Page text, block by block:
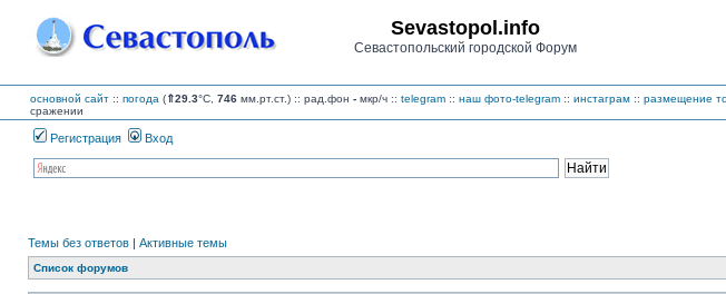
Sevastopol.info
Севастопольский городской Форум
основной сайт :: погода (⇑29.3°C, 746 мм.рт.ст.) :: рад.фон - мкр/ч :: telegram :: наш фото-telegram :: инстаграм :: размещение
сражении
Регистрация Вход
Темы без ответов | Активные темы
Список форумов